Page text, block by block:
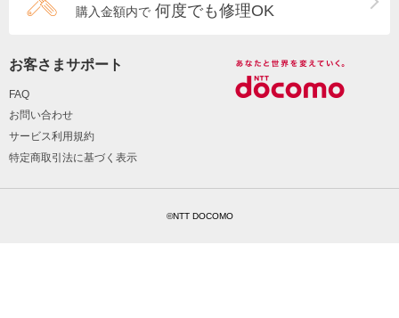
購入金額内で 何度でも修理OK
お客さまサポート
FAQ
お問い合わせ
サービス利用規約
特定商取引法に基づく表示
©NTT DOCOMO